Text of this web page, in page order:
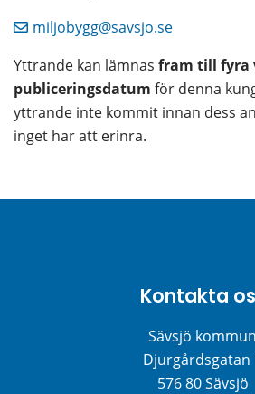
miljobygg@savsjo.se
Yttrande kan lämnas fram till fyra
publiceringsdatum för denna
yttrande inte kommit innan dess
inget har att erinra.
Kontakta
Sävsjö kommun
Djurgårdsgatan
576 80 Sävsjö